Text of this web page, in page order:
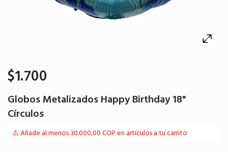
$1.700
Globos Metalizados Happy Birthday 18"
Círculos
⚠️ Añade al menos 30.000,00 COP en artículos a tu carrito